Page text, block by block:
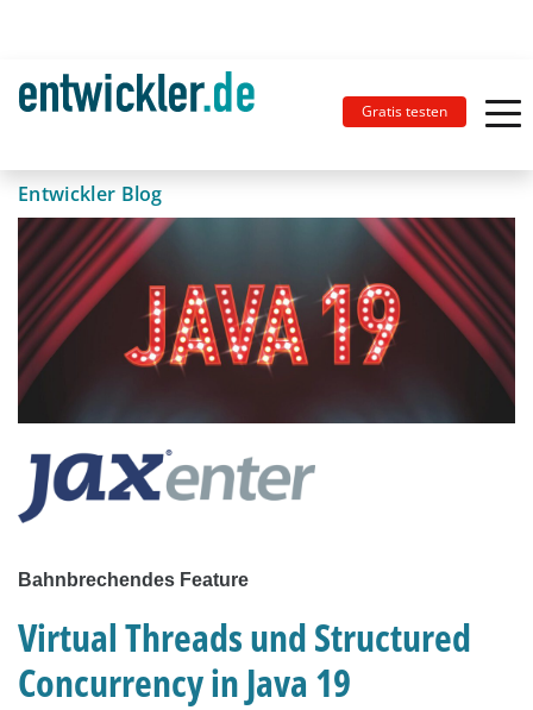
Gratis testen
Entwickler Blog
Bahnbrechendes Feature
Virtual Threads und Structured
Concurrency in Java 19